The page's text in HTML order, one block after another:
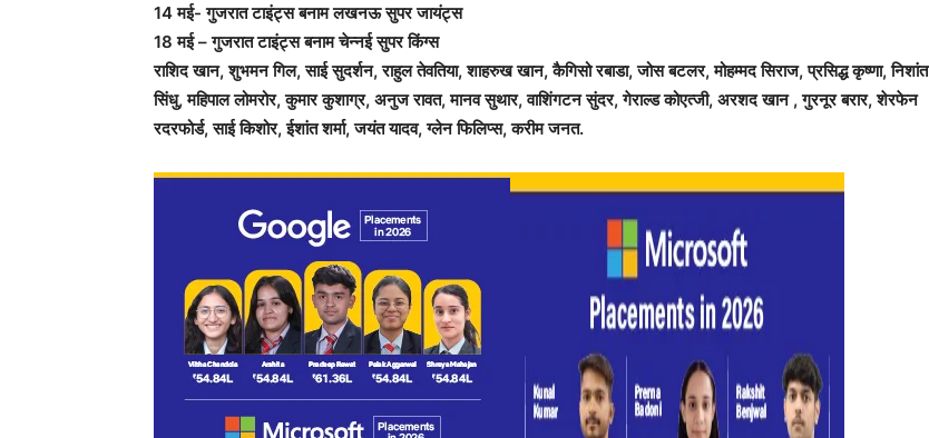
14 मई- गुजरात टाइंट्स बनाम लखनऊ सुपर जायंट्स
18 मई – गुजरात टाइंट्स बनाम चेन्नई सुपर किंग्स
राशिद खान, शुभमन गिल, साई सुदर्शन, राहुल तेवतिया, शाहरुख खान, कैगिसो रबाडा, जोस बटलर, मोहम्मद सिराज, प्रसिद्ध कृष्णा, निशांत
सिंधु, महिपाल लोमरोर, कुमार कुशाग्र, अनुज रावत, मानव सुथार, वाशिंगटन सुंदर, गेराल्ड कोएत्जी, अरशद खान , गुरनूर बरार, शेरफेन
रदरफोर्ड, साई किशोर, ईशांत शर्मा, जयंत यादव, ग्लेन फिलिप्स, करीम जनत.